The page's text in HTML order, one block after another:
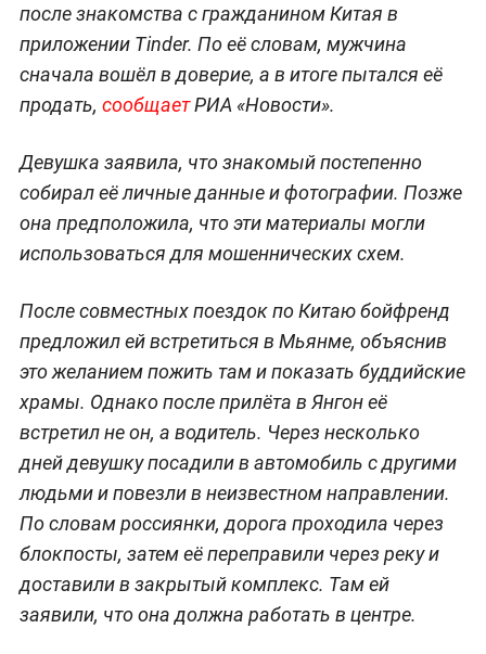
после знакомства с гражданином Китая в
приложении Tinder. По её словам, мужчина
сначала вошёл в доверие, а в итоге пытался её
продать, сообщаетРИА «Новости».
Девушка заявила, что знакомый постепенно
собирал её личные данные и фотографии. Позже
она предположила, что эти материалы могли
использоваться для мошеннических схем.
После совместных поездок по Китаю бойфренд
предложил ей встретиться в Мьянме, объяснив
это желанием пожить там и показать буддийские
храмы. Однако после прилёта в Янгон её
встретил не он, а водитель. Через несколько
дней девушку посадили в автомобиль с другими
людьми и повезли в неизвестном направлении.
По словам россиянки, дорога проходила через
блокпосты, затем её переправили через реку и
доставили в закрытый комплекс. Там ей
заявили, что она должна работать в центре.